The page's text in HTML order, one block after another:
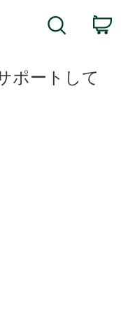
Search
ポートして